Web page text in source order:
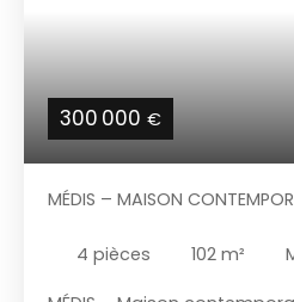
300 000 €
MÉDIS – MAISON
4 pièces 102 m²